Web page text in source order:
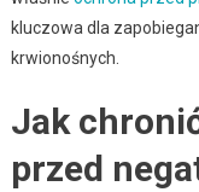
kluczowa dla
krwionośnych.
Jak
przed